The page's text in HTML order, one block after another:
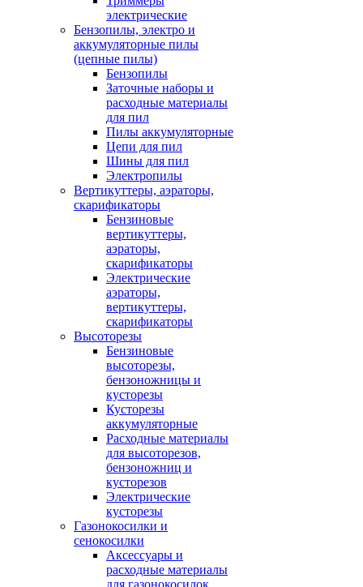
электрические
Бензопилы, электро и
аккумуляторные пилы
(цепные пилы)
Бензопилы
Заточные наборы и
расходные материалы
для пил
Пилы аккумуляторные
Цепи для пил
Шины для пил
Электропилы
Вертикуттеры, аэраторы,
скарификаторы
Бензиновые
вертикуттеры,
аэраторы,
скарификаторы
Электрические
аэраторы,
вертикуттеры,
скарификаторы
Высоторезы
Бензиновые
высоторезы,
бензоножницы и
кусторезы
Кусторезы
аккумуляторные
Расходные материалы
для высоторезов,
бензоножниц и
кусторезов
Электрические
кусторезы
Газонокосилки и
сенокосилки
Аксессуары и
расходные материалы
для газонокосилок